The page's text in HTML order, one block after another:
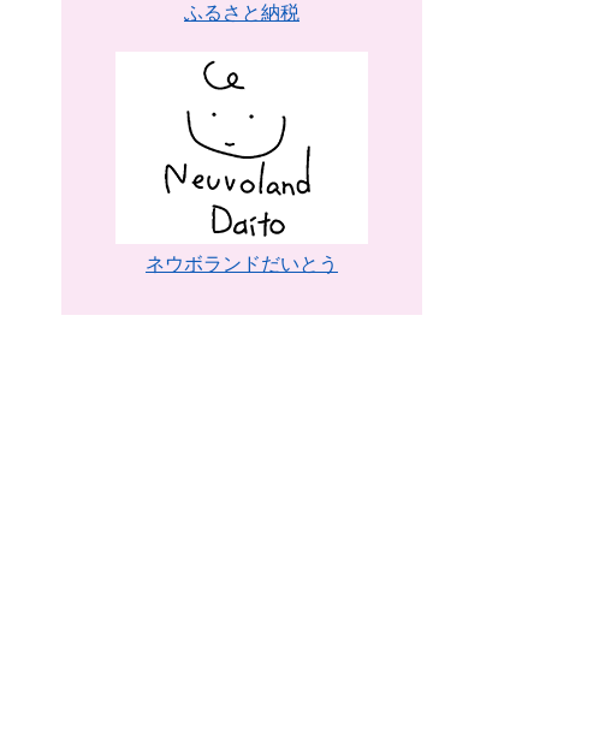
ふるさと納税
ネウボランドだいとう